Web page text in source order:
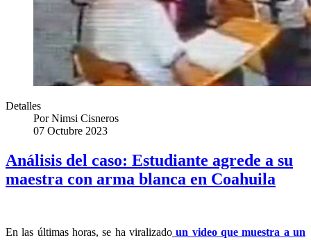
Detalles
PorNimsi Cisneros
07 Octubre 2023
Análisis del caso: Estudiante agrede a su
maestra con arma blanca en Coahuila
En las últimas horas, se ha viralizado un video que muestra a un